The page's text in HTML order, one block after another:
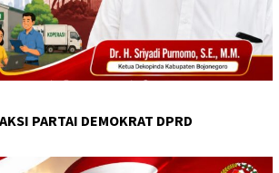
PARTAI DEMOKRAT DPRD